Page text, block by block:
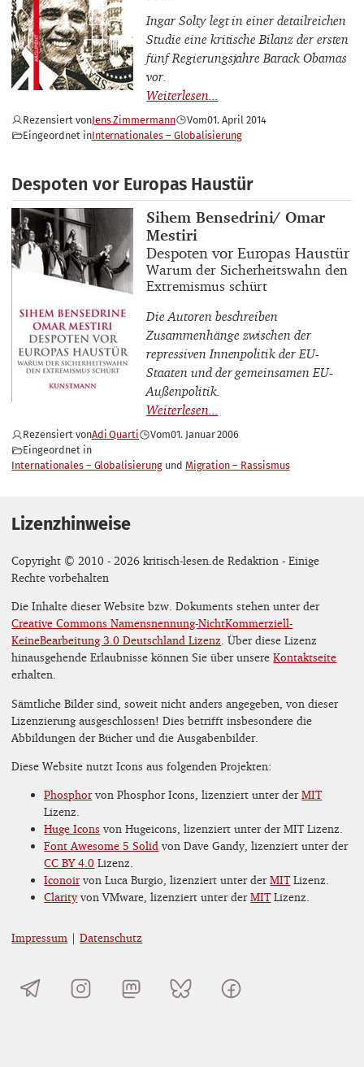
Ingar Solty legt in einer detailreichen
Studie eine kritische Bilanz der ersten
fünf Regierungsjahre Barack Obamas
vor.
Rezensiert vonJens Zimmermann Vom01. April 2014
Eingeordnet inInternationales – Globalisierung
Despoten vor Europas Haustür
Buchautor_innen
Sihem Bensedrini/ Omar
Mestiri
Buchtitel
Despoten vor Europas Haustür
Buchuntertitel
Warum der Sicherheitswahn den
Extremismus schürt
Die Autoren beschreiben
Zusammenhänge zwischen der
repressiven Innenpolitik der EU-
Staaten und der gemeinsamen EU-
Außenpolitik.
Rezensiert vonAdi Quarti Vom01. Januar 2006
Eingeordnet in
Internationales – Globalisierung
Migration – Rassismus
Lizenzhinweise
Copyright © 2010 - 2026 kritisch-lesen.de Redaktion - Einige
Rechte vorbehalten
Die Inhalte dieser Website bzw. Dokuments stehen unter der
Creative Commons Namensnennung-NichtKommerziell-
KeineBearbeitung 3.0 Deutschland Lizenz . Über diese Lizenz
hinausgehende Erlaubnisse können Sie über unsereKontaktseite
erhalten.
Sämtliche Bilder sind, soweit nicht anders angegeben, von dieser
Lizenzierung ausgeschlossen! Dies betrifft insbesondere die
Abbildungen der Bücher und die Ausgabenbilder.
Diese Website nutzt Icons aus folgenden Projekten:
Phosphorvon Phosphor Icons, lizenziert unter derMIT
Lizenz.
Huge Icons von Hugeicons, lizenziert unter der MIT Lizenz.
Font Awesome 5 Solid von Dave Gandy, lizenziert unter der
CC BY 4.0 Lizenz.
Iconoirvon Luca Burgio, lizenziert unter derMITLizenz.
Clarityvon VMware, lizenziert unter derMITLizenz.
Impressum |Datenschutz